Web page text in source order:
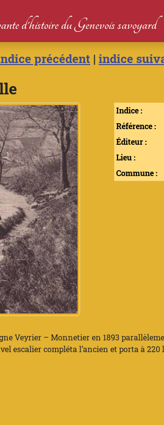
d'histoire du Genevois savoyard
précédent | indice
Indice :
Référence :
Éditeur :
Lieu :
Commune :
Veyrier – Monnetier en 1893
escalier compléta l’ancien et porta à 220